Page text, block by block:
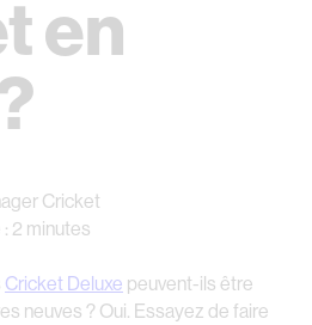
en
Cricket
2 minutes
Cricket Deluxe peuvent-ils être
neuves ? Oui. Essayez de faire